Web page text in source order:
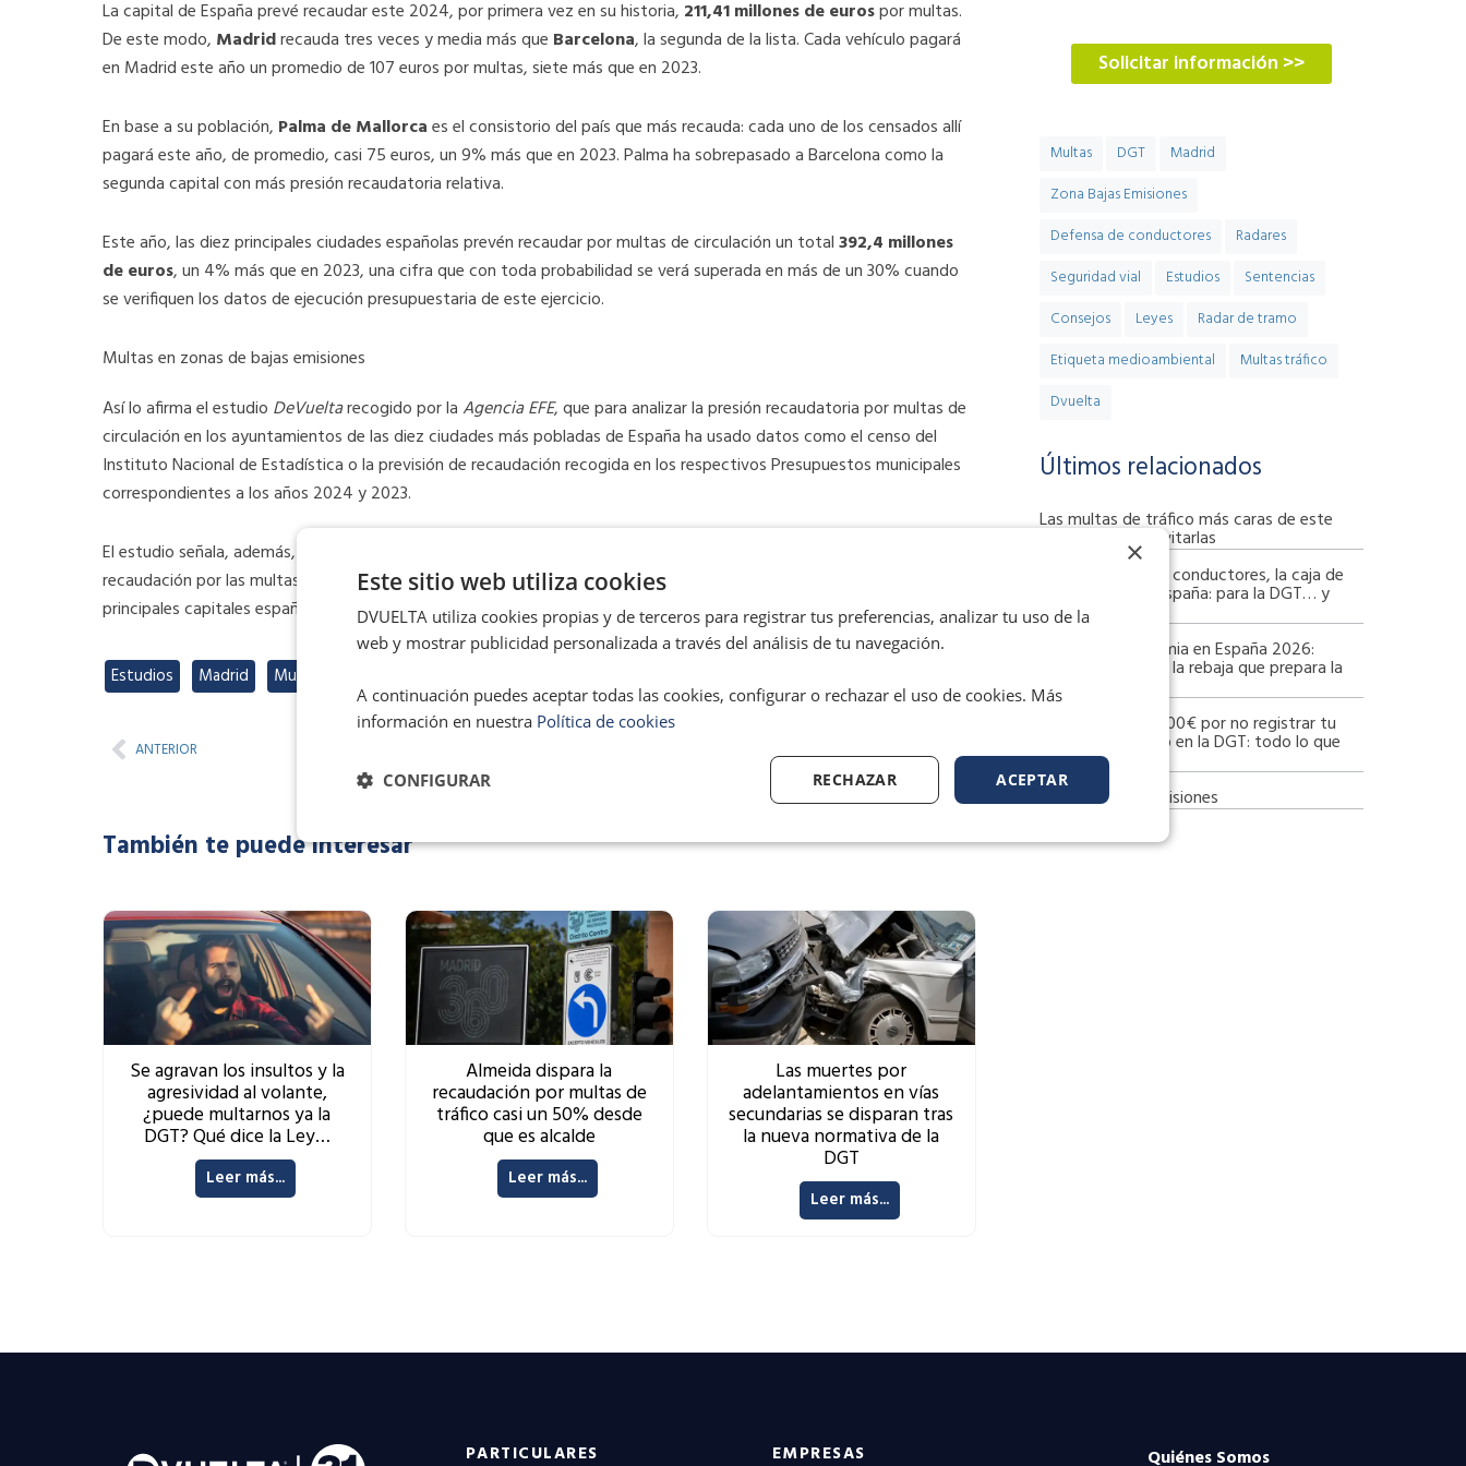
La capital de España prevé recaudar este 2024, por primera vez en su historia, 211,41 millones de eurospor multas.
De este modo, Madridrecauda tres veces y media más que Barcelona, la segunda de la lista. Cada vehículo pagará
en Madrid este año un promedio de 107 euros por multas, siete más que en 2023.
En base a su población, Palma de Mallorcaes el consistorio del país que más recauda: cada uno de los censados allí
pagará este año, de promedio, casi 75 euros, un 9% más que en 2023. Palma ha sobrepasado a Barcelona como la
segunda capital con más presión recaudatoria relativa.
Este año, las diez principales ciudades españolas prevén recaudar por multas de circulación un total392,4 millones
de euros, un 4% más que en 2023, una cifra que con toda probabilidad se verá superada en más de un 30% cuando
se verifiquen los datos de ejecución presupuestaria de este ejercicio.
Multas en zonas de bajas emisiones
Así lo afirma el estudio DeVueltarecogido por laAgencia EFE, que para analizar la presión recaudatoria por multas de
circulación en los ayuntamientos de las diez ciudades más pobladas de España ha usado datos como el censo del
Instituto Nacional de Estadística o la previsión de recaudación recogida en los respectivos Presupuestos municipales
correspondientes a los años 2024 y 2023.
El estudio señala, además, que a los elevados ingresos por sanciones de tráfico ha contribuido notablemente la
recaudación por las multas en zonas de bajas emisiones. «Si se añade el impuesto de circulación, la cifra que las diez
principales capitales españolas recaudarán este año asciende a 786 millones de euros», explica.
Estudios Madrid Multas
Prev
ANTERIOR Next
También te puede interesar
Se agravan los insultos y la
agresividad al volante,
¿puede multarnos ya la
DGT? Qué dice la Ley…
Leer más...
Almeida dispara la
recaudación por multas de
tráfico casi un 50% desde
que es alcalde
Leer más...
Las muertes por
adelantamientos en vías
secundarias se disparan tras
la nueva normativa de la
DGT
Leer más...
Solicitar información >>
Multas DGT
Madrid
Zona Bajas Emisiones
Defensa de conductores
Radares
Seguridad vial
Estudios
Sentencias
Consejos
Leyes
Radar de tramo
Etiqueta medioambiental
Multas tráfico
Dvuelta
Últimos relacionados
Las multas de tráfico más caras de este
verano y cómo evitarlas
El automóvil y los conductores, la caja de
recaudación de España: para la DGT… y
para Hacienda
Tasa de alcoholemia en España 2026:
límites vigentes y la rebaja que prepara la
DGT
Multa de hasta 800€ por no registrar tu
patinete eléctrico en la DGT: todo lo que
debes saber
Zona de Bajas Emisiones
PARTICULARES
EMPRESAS Quiénes Somos
×
Este sitio web utiliza cookies
DVUELTA utiliza cookies propias y de terceros para registrar tus preferencias, analizar tu uso de la
web y mostrar publicidad personalizada a través del análisis de tu navegación.
A continuación puedes aceptar todas las cookies, configurar o rechazar el uso de cookies. Más
información en nuestra Política de cookies
ACEPTAR
RECHAZAR
CONFIGURAR